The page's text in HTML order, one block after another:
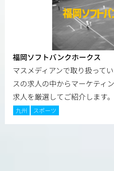
福岡ソフトバンクホークス
マスメディアンで取り扱って
スの求人の中からマーケティ
求人を厳選してご紹介します。
九州 スポーツ